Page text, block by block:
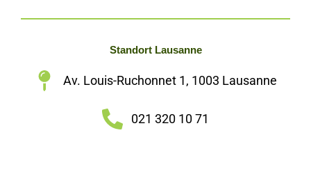
Standort Lausanne
Av. Louis-Ruchonnet 1, 1003 Lausanne
021 320 10 71